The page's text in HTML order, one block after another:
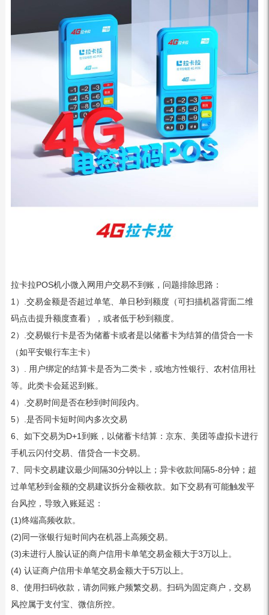
拉卡拉POS机小微入网用户交易不到账，问题排除思路：
1）.交易金额是否超过单笔、单日秒到额度（可扫描机器背面二维
码点击提升额度查看），或者低于秒到额度。
2）.交易银行卡是否为储蓄卡或者是以储蓄卡为结算的借贷合一卡
（如平安银行车主卡）
3）. 用户绑定的结算卡是否为二类卡，或地方性银行、农村信用社
等。此类卡会延迟到账。
4）.交易时间是否在秒到时间段内。
5）.是否同卡短时间内多次交易
6、如下交易为D+1到账，以储蓄卡结算：京东、美团等虚拟卡进行
手机云闪付交易、借贷合一卡交易。
7、同卡交易建议最少间隔30分钟以上；异卡收款间隔5-8分钟；超
过单笔秒到金额的交易建议拆分金额收款。如下交易有可能触发平
台风控，导致入账延迟：
(1)终端高频收款。
(2)同一张银行短时间内在机器上高频交易。
(3)未进行人脸认证的商户信用卡单笔交易金额大于3万以上。
(4) 认证商户信用卡单笔交易金额大于5万以上。
8、使用扫码收款，请勿同账户频繁交易。扫码为固定商户，交易
风控属于支付宝、微信所控。